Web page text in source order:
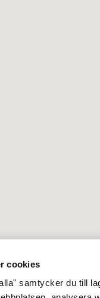
cookies
samtycker du till